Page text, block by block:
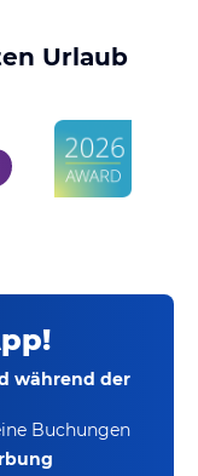
Urlaub
während der
Buchungen